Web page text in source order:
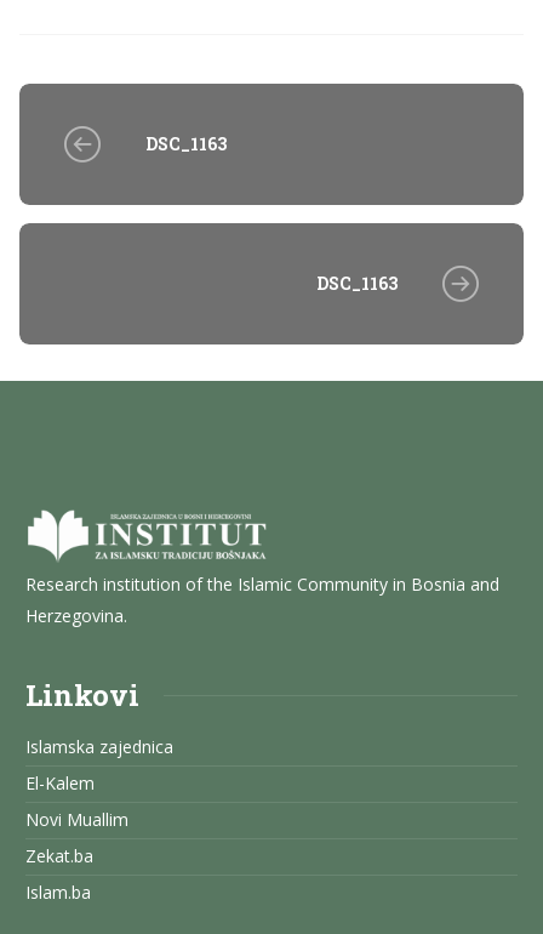
DSC_1163
DSC_1163
Research institution of the Islamic Community in Bosnia and
Herzegovina.
Linkovi
Islamska zajednica
El-Kalem
Novi Muallim
Zekat.ba
Islam.ba